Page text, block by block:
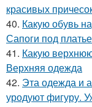
красивых
40. Какую обувь
Сапоги под
41. Какую
Верхняя одежда
42. Эта одежда и
уродуют фигуру.